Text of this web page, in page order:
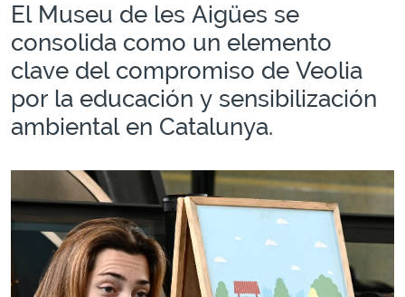
El Museu de les Aigües se
consolida como un elemento
clave del compromiso de Veolia
por la educación y sensibilización
ambiental en Catalunya.